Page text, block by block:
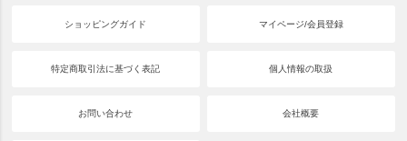
ショッピングガイド マイページ/会員登録
特定商取引法に基づく表記 個人情報の取扱
お問い合わせ 会社概要